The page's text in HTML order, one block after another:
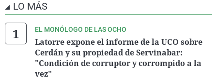
LO MÁS
EL MONÓLOGO DE LAS OCHO
Latorre expone el informe de la UCO sobre
Cerdán y su propiedad de Servinabar:
"Condición de corruptor y corrompido a la
vez"